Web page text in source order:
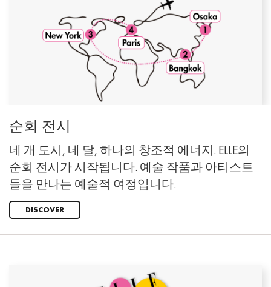
순회 전시
네 개 도시, 네 달, 하나의 창조적 에너지. ELLE의
순회 전시가 시작됩니다. 예술 작품과 아티스트
들을 만나는 예술적 여정입니다.
DISCOVER